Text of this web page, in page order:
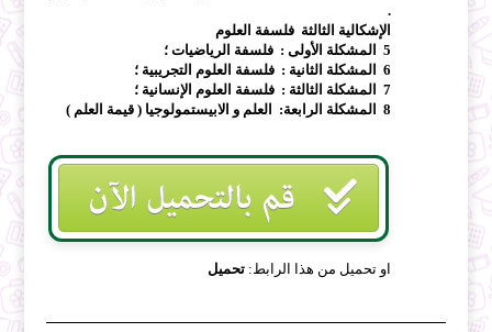
.
الإشكالية الثالثة فلسفة العلوم
5 المشكلة الأولى : فلسفة الرياضيات ؛
6 المشكلة الثانية : فلسفة العلوم التجريبية ؛
7 المشكلة الثالثة : فلسفة العلوم الإنسانية ؛
8 المشكلة الرابعة: العلم و الابيستمولوجيا ( قيمة العلم )
او تحميل من هذا الرابط:تحميل